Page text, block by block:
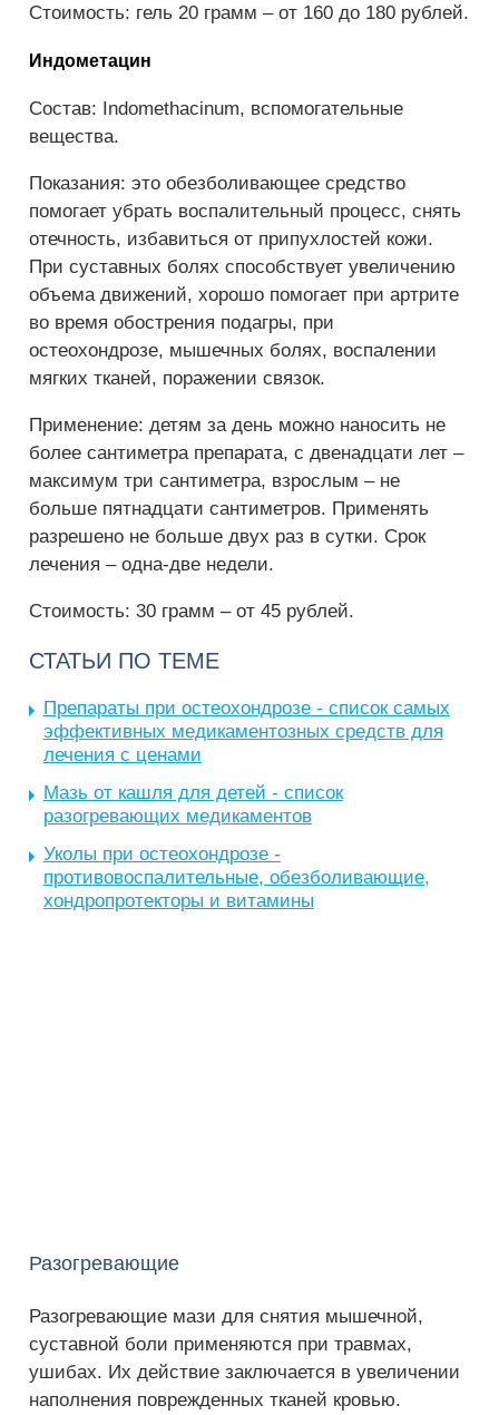
Стоимость: гель 20 грамм – от 160 до 180 рублей.
Индометацин
Состав: Indomethacinum, вспомогательные
вещества.
Показания: это обезболивающее средство
помогает убрать воспалительный процесс, снять
отечность, избавиться от припухлостей кожи.
При суставных болях способствует увеличению
объема движений, хорошо помогает при артрите
во время обострения подагры, при
остеохондрозе, мышечных болях, воспалении
мягких тканей, поражении связок.
Применение: детям за день можно наносить не
более сантиметра препарата, с двенадцати лет –
максимум три сантиметра, взрослым – не
больше пятнадцати сантиметров. Применять
разрешено не больше двух раз в сутки. Срок
лечения – одна-две недели.
Стоимость: 30 грамм – от 45 рублей.
СТАТЬИ ПО ТЕМЕ
Препараты при остеохондрозе - список самых
эффективных медикаментозных средств для
лечения с ценами
Мазь от кашля для детей - список
разогревающих медикаментов
Уколы при остеохондрозе -
противовоспалительные, обезболивающие,
хондропротекторы и витамины
Разогревающие
Разогревающие мази для снятия мышечной,
суставной боли применяются при травмах,
ушибах. Их действие заключается в увеличении
наполнения поврежденных тканей кровью.